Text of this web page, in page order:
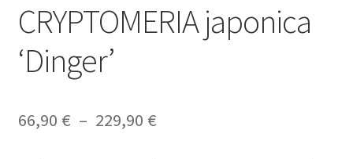
CRYPTOMERIA japonica
‘Dinger’
66,90 € – 229,90 €Plage